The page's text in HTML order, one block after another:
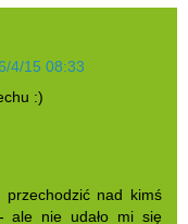
4/15 08:33
:)
nad kimś
ale nie udało mi się